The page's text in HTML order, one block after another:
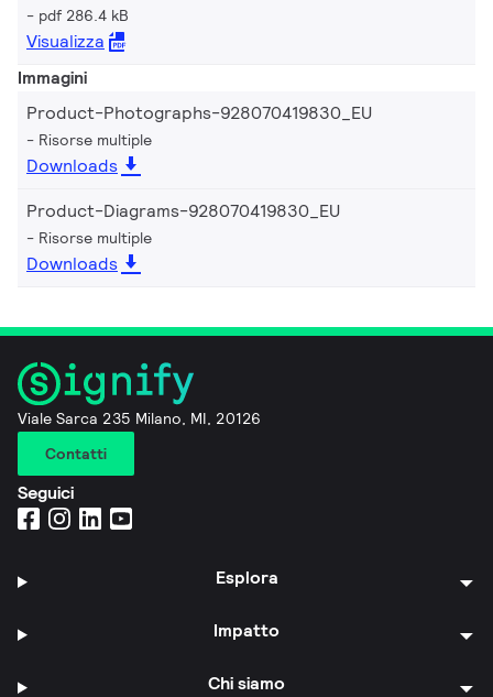
pdf 286.4 kB
Visualizza
Immagini
Product-Photographs-928070419830_EU
Risorse multiple
Downloads
Product-Diagrams-928070419830_EU
Risorse multiple
Downloads
Viale Sarca 235 Milano, MI, 20126
Contatti
Seguici
Esplora
Impatto
Chi siamo